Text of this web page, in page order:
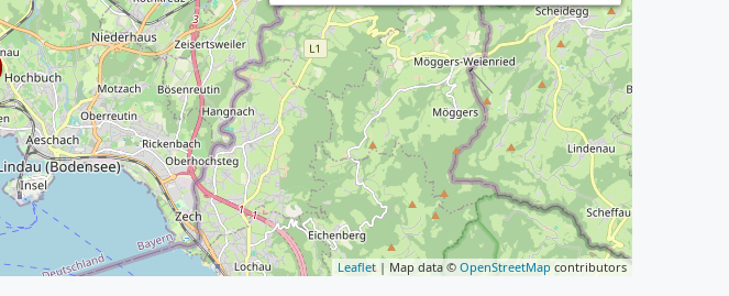
Leaflet| Map data © OpenStreetMap contributors